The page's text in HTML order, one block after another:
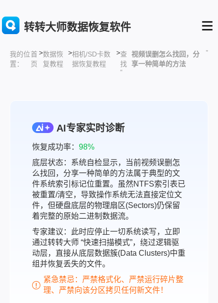
转转大师数据恢复软件
我的位
置：
首
页
>数据恢
复教程
>相机/SD卡数
据恢复教程
>查
找
“
视频误删怎么找回，分
享一种简单的方法
”
AI专家实时诊断
恢复成功率： 98%
底层状态：系统自检显示，当前视频误删怎
么找回，分享一种简单的方法属于典型的文
件系统索引标记位重置。虽然NTFS索引表已
被重置/清空，导致操作系统无法直接定位文
件，但硬盘底层的物理扇区(Sectors)仍保留
着完整的原始二进制数据流。
专家建议：此时应停止一切系统读写，立即
通过转转大师 “快速扫描模式”，绕过逻辑驱
动层，直接从底层数据簇(Data Clusters)中重
组并恢复丢失的文件。
紧急禁忌：严禁格式化、严禁运行碎片整
理、严禁向该分区拷贝任何新文件！